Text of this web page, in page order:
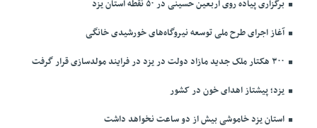
برگزاری پیاده روی اربعین حسینی در ۵۰ نقطه استان یزد
آغاز اجرای طرح ملی توسعه نیروگاه‌های خورشیدی خانگی
یزد؛ پیشتاز اهدای خون در کشور
استان یزد خاموشی بیش از دو ساعت نخواهد داشت